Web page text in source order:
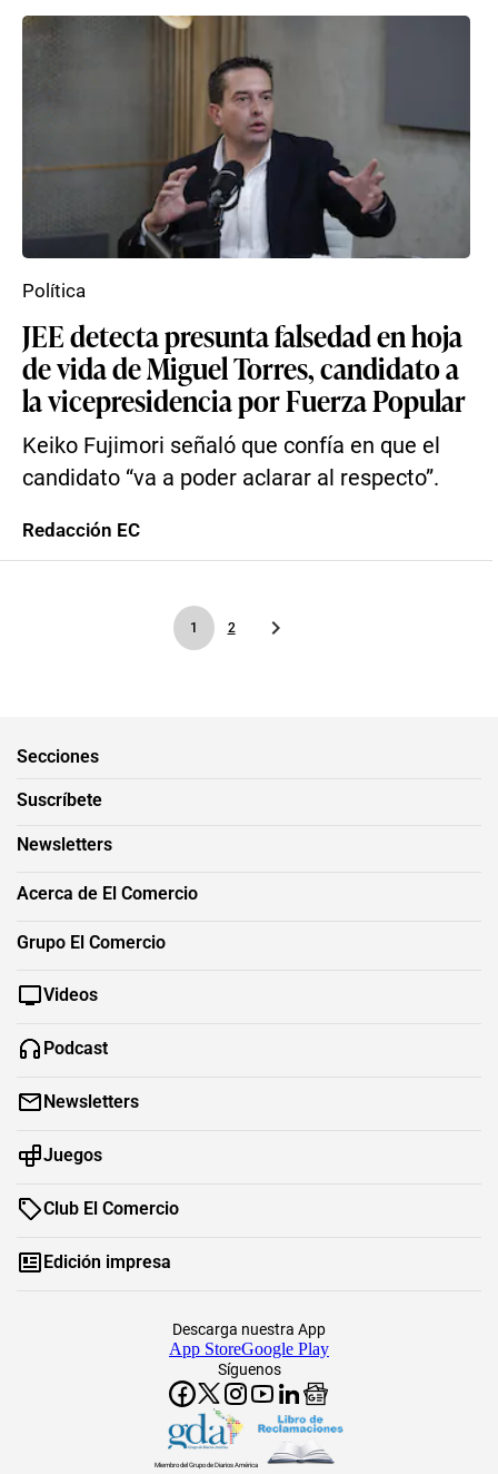
JEE detecta presunta falsedad en hoja
de vida de Miguel Torres, candidato a
la vicepresidencia por Fuerza Popular
Keiko Fujimori señaló que confía en que el
candidato “va a poder aclarar al respecto”.
Política
Redacción EC
1 2
Secciones
Suscríbete
Newsletters
Acerca de El Comercio
Grupo El Comercio
Videos
Podcast
Newsletters
Juegos
Club El Comercio
Edición impresa
Síguenos
Descarga nuestra App
App StoreGoogle Play
Miembro del Grupo de Diarios América